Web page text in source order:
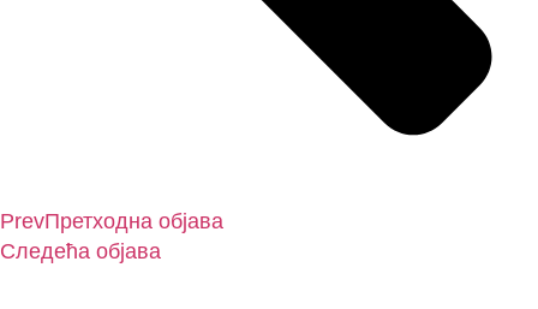
PrevПретходна објава
Следећа објава